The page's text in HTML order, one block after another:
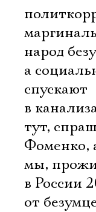
народ
а
спускают
в
тут,
Фоменко,
мы,
в России
от